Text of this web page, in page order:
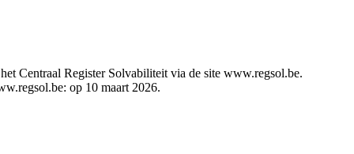
Centraal Register Solvabiliteit via de site www.regsol.be.
op 10 maart 2026.